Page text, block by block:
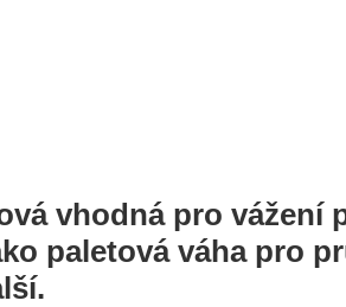
vhodná pro vážení
paletová váha pro